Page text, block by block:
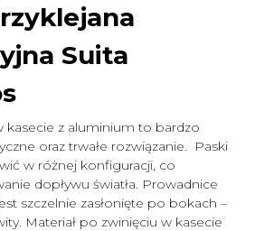
Suita
kasecie z aluminium to bardzo
oraz trwałe rozwiązanie. Paski
w różnej konfiguracji, co
dopływu światła. Prowadnice
szczelnie zasłonięte po bokach –
Materiał po zwinięciu w kasecie